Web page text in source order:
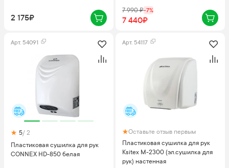
2 175₽
7 990₽-7%
7 440₽
Арт. 54091
5/ 2
Пластиковая сушилка для рук
CONNEX HD-850 белая
Арт. 54117
Оставьте отзыв первым
Пластиковая сушилка для рук
Ksitex M-2300 (эл.сушилка для
рук) настенная